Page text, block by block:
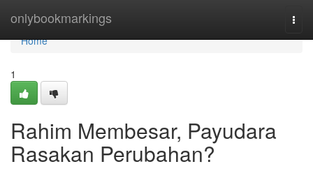
onlybookmarkings
Home
Home
1
Rahim Membesar, Payudara
Rasakan Perubahan?